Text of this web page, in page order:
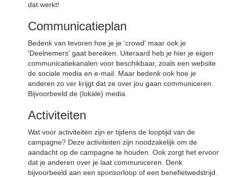
dat werkt!
Communicatieplan
Bedenk van tevoren hoe je je 'crowd' maar ook je
'Deelnemers' gaat bereiken. Uiteraard heb je hier je eigen
communicatiekanalen voor beschikbaar, zoals een website
de sociale media en e-mail. Maar bedenk ook hoe je
anderen zo ver krijgt dat ze over jou gaan communiceren.
Bijvoorbeeld de (lokale) media.
Activiteiten
Wat voor activiteiten zijn er tijdens de looptijd van de
campagne? Deze activiteiten zijn noodzakelijk om de
aandacht op de campagne te houden. Ook zorgt het ervoor
dat je anderen over je laat communiceren. Denk
bijvoorbeeld aan een sponsorloop of een benefietwedstrijd.